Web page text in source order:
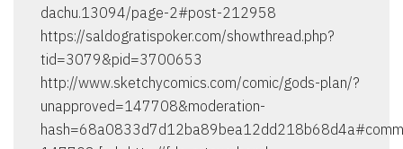
dachu.13094/page-2#post-212958
https://saldogratispoker.com/showthread.php?
tid=3079&pid=3700653
http://www.sketchycomics.com/comic/gods-plan/?
unapproved=147708&moderation-